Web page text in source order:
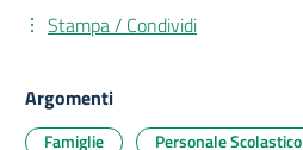
Stampa / Condividi
Argomenti
Famiglie Personale Scolastico